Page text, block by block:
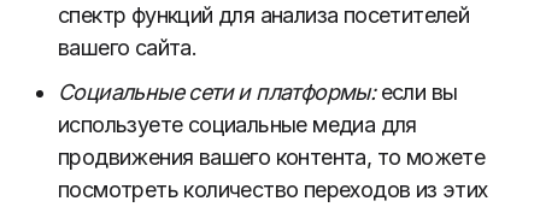
спектр функций для анализа посетителей
вашего сайта.
Социальные сети и платформы:если вы
используете социальные медиа для
продвижения вашего контента, то можете
посмотреть количество переходов из этих